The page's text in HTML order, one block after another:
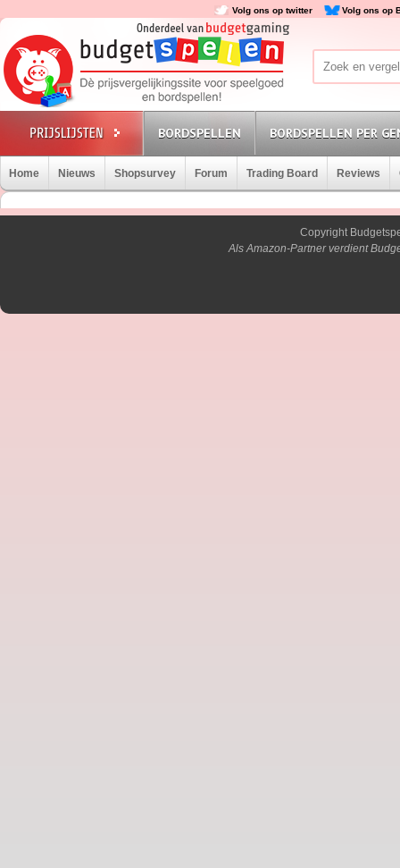
Volg ons op twitter Volg ons op
BORDSPELLEN BORDSPELLEN PER
Home Nieuws Shopsurvey Forum Trading Board Reviews
Copyright
Als Amazon-Partner verdient